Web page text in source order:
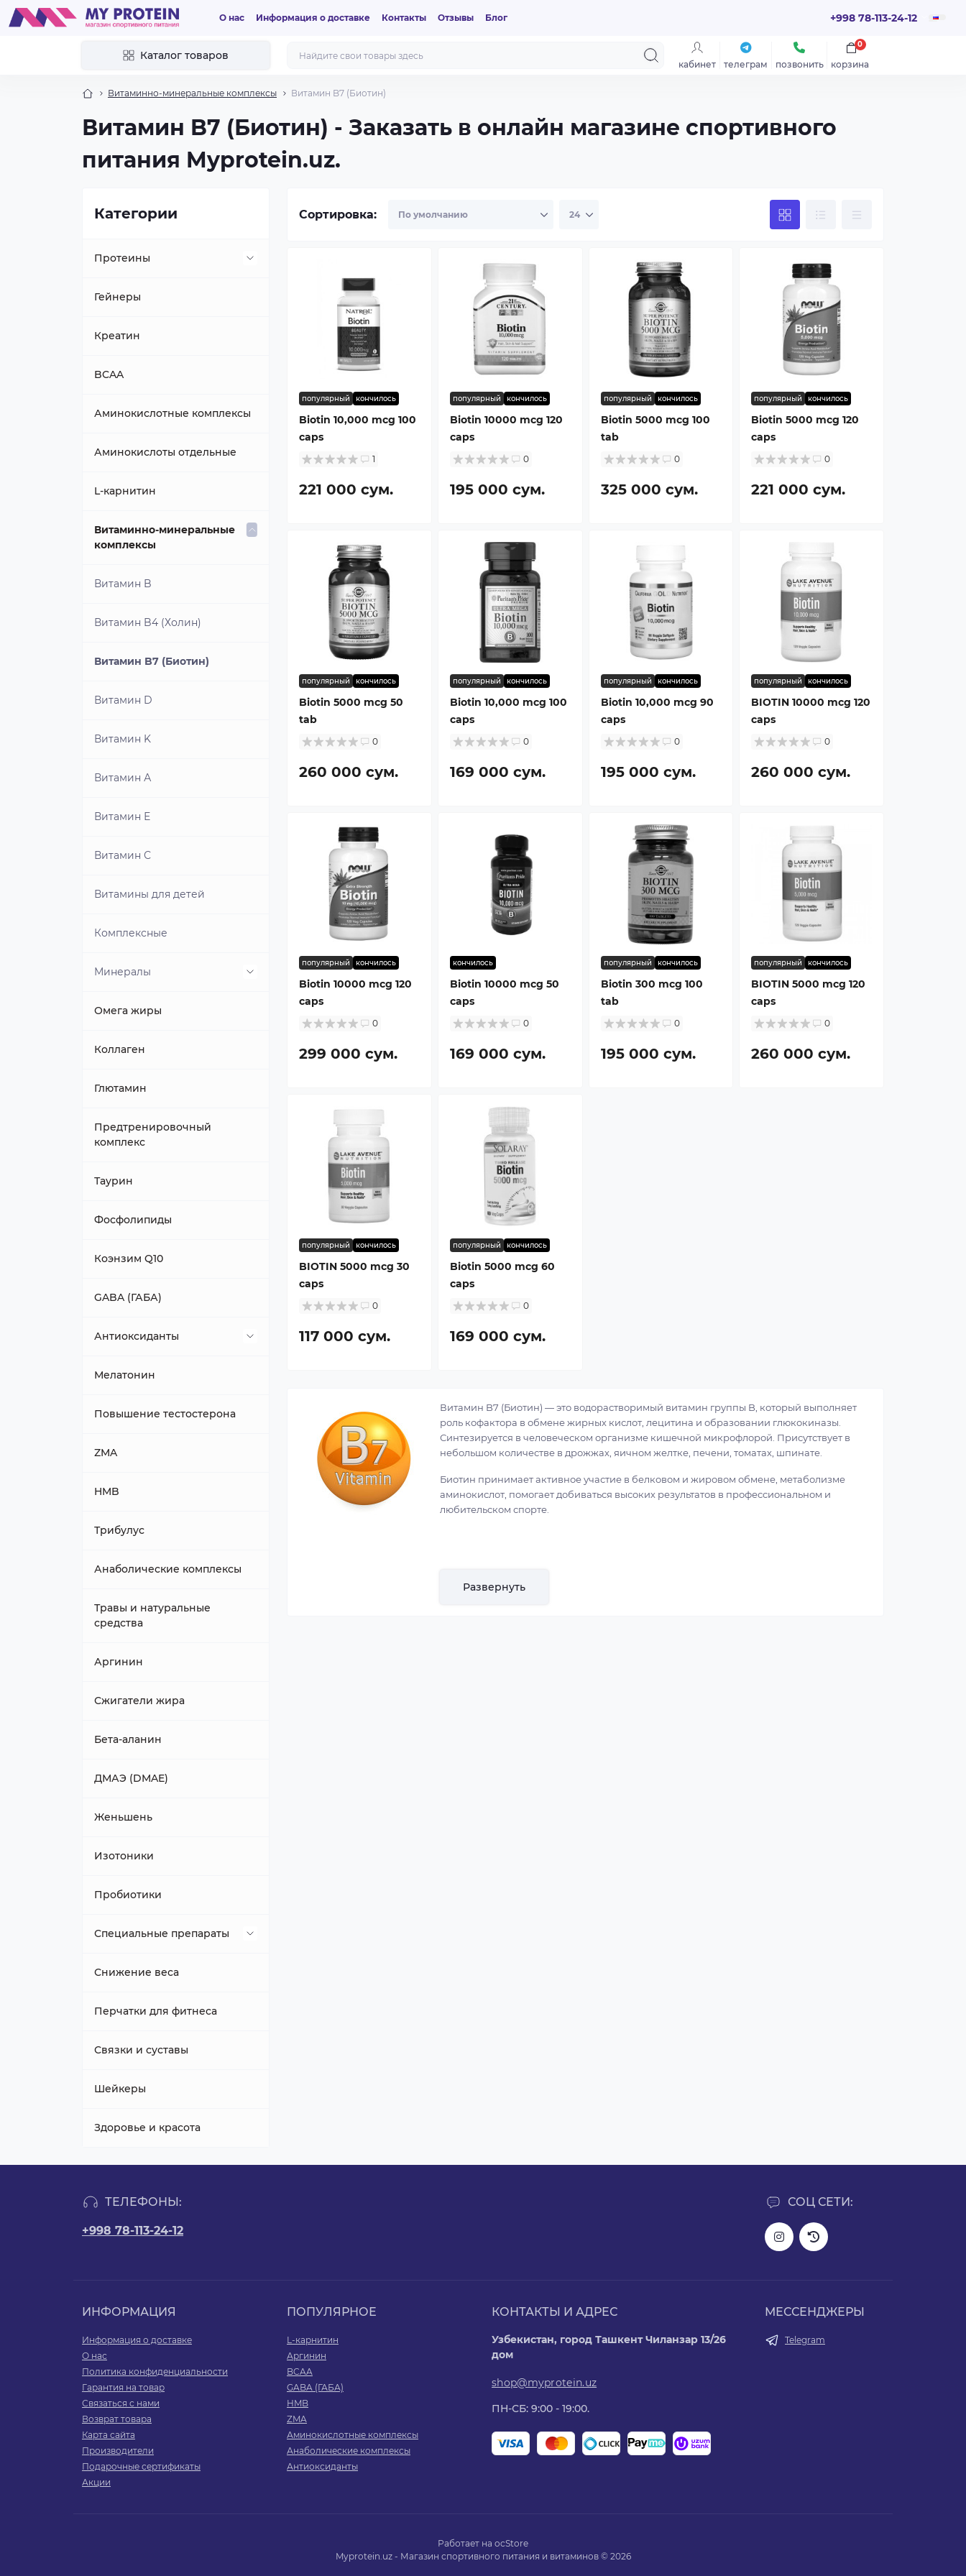
О нас Информация о доставке Контакты Отзывы Блог +998 78-113-24-12
Каталог товаров
кабинет телеграм позвонить корзина
0
Витаминно-минеральные комплексы Витамин B7 (Биотин)
Витамин B7 (Биотин) - Заказать в онлайн магазине спортивного
питания Myprotein.uz.
Категории
Протеины
Растительный
Говяжий
Изолят
Казеиновый
Многокомпонентный
Сывороточный
Гейнеры
Креатин
BCAA
Аминокислотные комплексы
Аминокислоты отдельные
L-карнитин
Витаминно-минеральные
комплексы
Витамин B
Витамин B4 (Холин)
Витамин B7 (Биотин)
Витамин D
Витамин K
Витамин А
Витамин Е
Витамин С
Витамины для детей
Комплексные
Минералы
Железо
Омега жиры
Коллаген
Глютамин
Предтренировочный
комплекс
Таурин
Фосфолипиды
Коэнзим Q10
GABA (ГАБА)
Антиоксиданты
Альфа-липоевая кислота
Мелатонин
Повышение тестостерона
ZMA
HMB
Трибулус
Анаболические комплексы
Травы и натуральные
средства
Аргинин
Сжигатели жира
Бета-аланин
ДМАЭ (DMAE)
Женьшень
Изотоники
Пробиотики
Специальные препараты
Препарат для печени
Снижение веса
Перчатки для фитнеса
Связки и суставы
Шейкеры
Здоровье и красота
Сортировка:
популярный кончилось
Biotin 10,000 mcg 100
caps
1
221 000 сум.
популярный кончилось
Biotin 10000 mcg 120
caps
0
195 000 сум.
популярный кончилось
Biotin 5000 mcg 100
tab
0
325 000 сум.
популярный кончилось
Biotin 5000 mcg 120
caps
0
221 000 сум.
популярный кончилось
Biotin 5000 mcg 50
tab
0
260 000 сум.
популярный кончилось
Biotin 10,000 mcg 100
caps
0
169 000 сум.
популярный кончилось
Biotin 10,000 mcg 90
caps
0
195 000 сум.
популярный кончилось
BIOTIN 10000 mcg 120
caps
0
260 000 сум.
популярный кончилось
Biotin 10000 mcg 120
caps
0
299 000 сум.
кончилось
Biotin 10000 mcg 50
caps
0
169 000 сум.
популярный кончилось
Biotin 300 mcg 100
tab
0
195 000 сум.
популярный кончилось
BIOTIN 5000 mcg 120
caps
0
260 000 сум.
популярный кончилось
BIOTIN 5000 mcg 30
caps
0
117 000 сум.
популярный кончилось
Biotin 5000 mcg 60
caps
0
169 000 сум.
Витамин B7 (Биотин) — это водорастворимый витамин группы B, который выполняет
роль кофактора в обмене жирных кислот, лецитина и образовании глюкокиназы.
Синтезируется в человеческом организме кишечной микрофлорой. Присутствует в
небольшом количестве в дрожжах, яичном желтке, печени, томатах, шпинате.
Биотин принимает активное участие в белковом и жировом обмене, метаболизме
аминокислот, помогает добиваться высоких результатов в профессиональном и
любительском спорте.
Развернуть
ТЕЛЕФОНЫ:
+998 78-113-24-12
СОЦ СЕТИ:
ИНФОРМАЦИЯ
Информация о доставке
О нас
Политика конфиденциальности
Гарантия на товар
Связаться с нами
Возврат товара
Карта сайта
Производители
Подарочные сертификаты
Акции
ПОПУЛЯРНОЕ
L-карнитин
Аргинин
BCAA
GABA (ГАБА)
HMB
ZMA
Аминокислотные комплексы
Анаболические комплексы
Антиоксиданты
КОНТАКТЫ И АДРЕС
Узбекистан, город Ташкент Чиланзар 13/26
дом
shop@myprotein.uz
ПН-СБ: 9:00 - 19:00.
МЕССЕНДЖЕРЫ
Telegram
Работает на ocStore
Myprotein.uz - Магазин спортивного питания и витаминов © 2026